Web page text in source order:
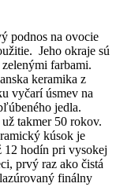
podnos na ovocie
Jeho okraje sú
farbami.
keramika z
vyčarí úsmev na
jedla.
takmer 50 rokov.
kúsok je
12 hodín pri vysokej
prvý raz ako čistá
finálny